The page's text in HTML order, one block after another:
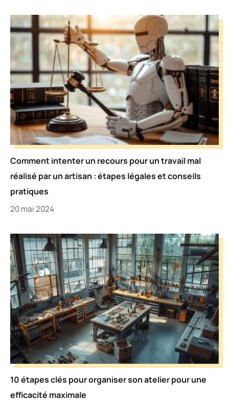
Comment intenter un recours pour un travail mal
réalisé par un artisan : étapes légales et conseils
pratiques
20 mai 2024
10 étapes clés pour organiser son atelier pour une
efficacité maximale